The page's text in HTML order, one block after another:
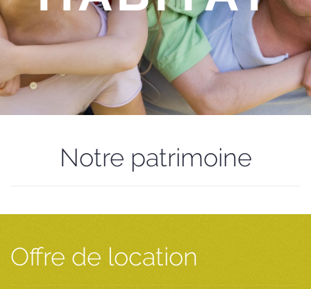
Notre patrimoine
Offre de location